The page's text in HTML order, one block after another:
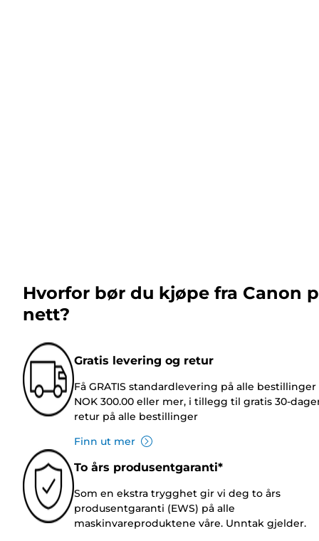
Hvorfor bør du kjøpe fra Canon
nett?
Gratis levering og retur
Få GRATIS standardlevering på alle bestillinger
NOK 300.00 eller mer, i tillegg til gratis 30-
retur på alle bestillinger
Finn ut mer
To års produsentgaranti*
Som en ekstra trygghet gir vi deg to års
produsentgaranti (EWS) på alle
maskinvareproduktene våre. Unntak gjelder.